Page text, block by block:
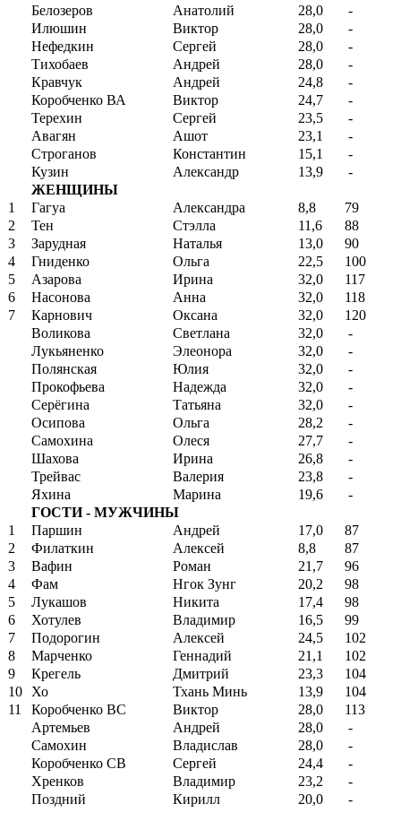
Белозеров
Анатолий 28,0
-
Илюшин
Виктор 28,0
-
Нефедкин
Сергей 28,0
-
Тихобаев
Андрей 28,0
-
Кравчук
Андрей 24,8
-
Коробченко ВА
Виктор 24,7
-
Терехин
Сергей 23,5
-
Авагян
Ашот 23,1
-
Строганов
Константин 15,1
-
Кузин
Александр 13,9
-
ЖЕНЩИНЫ
1
Гагуа Александра 8,8
79
2
Тен Стэлла 11,6
88
3
Зарудная Наталья 13,0
90
4
Гниденко Ольга 22,5
100
5
Азарова Ирина 32,0
117
6
Насонова Анна 32,0
118
7
Карнович Оксана 32,0
120
Воликова
Светлана 32,0
-
Лукьяненко
Элеонора 32,0
-
Полянская
Юлия 32,0
-
Прокофьева
Надежда 32,0
-
Серёгина
Татьяна 32,0
-
Осипова
Ольга 28,2
-
Самохина
Олеся 27,7
-
Шахова
Ирина 26,8
-
Трейвас
Валерия 23,8
-
Яхина
Марина 19,6
-
ГОСТИ - МУЖЧИНЫ
1
Паршин Андрей 17,0
87
2
Филаткин Алексей 8,8
87
3
Вафин Роман 21,7
96
4
Фам Нгок Зунг 20,2
98
5
Лукашов Никита 17,4
98
6
Хотулев Владимир 16,5
99
7
Подорогин Алексей 24,5
102
8
Марченко Геннадий 21,1
102
9
Крегель Дмитрий 23,3
104
10
Хо Тхань Минь 13,9
104
11
Коробченко ВС Виктор 28,0
113
Артемьев
Андрей 28,0
-
Самохин
Владислав 28,0
-
Коробченко СВ
Сергей 24,4
-
Хренков
Владимир 23,2
-
Поздний
Кирилл 20,0 -